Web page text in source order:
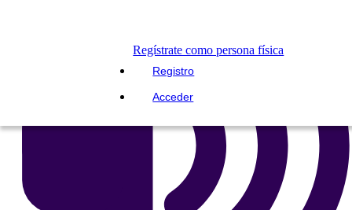
Regístrate como persona física
Registro
Acceder